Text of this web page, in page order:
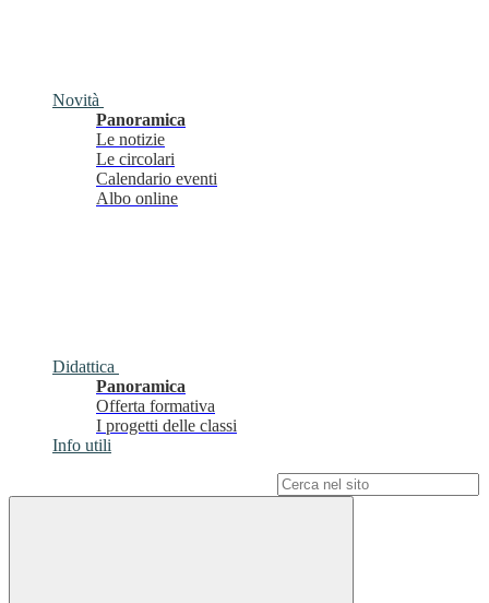
Novità
Panoramica
Le notizie
Le circolari
Calendario eventi
Albo online
Didattica
Panoramica
Offerta formativa
I progetti delle classi
Info utili